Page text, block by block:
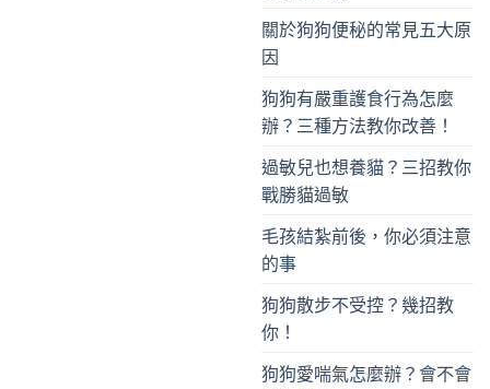
關於狗狗便秘的常見五大原
因
狗狗有嚴重護食行為怎麼
辦？三種方法教你改善！
過敏兒也想養貓？三招教你
戰勝貓過敏
毛孩結紮前後，你必須注意
的事
狗狗散步不受控？幾招教
你！
狗狗愛喘氣怎麼辦？會不會